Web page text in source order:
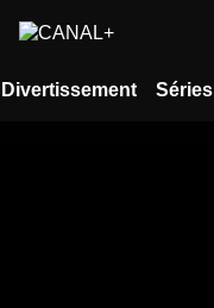
Divertissement Séries